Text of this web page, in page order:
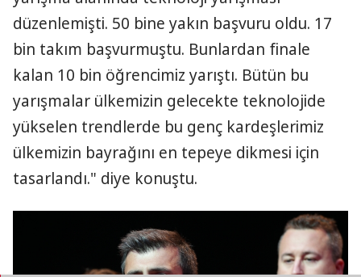
düzenlemişti. 50 bine yakın başvuru oldu. 17
bin takım başvurmuştu. Bunlardan finale
kalan 10 bin öğrencimiz yarıştı. Bütün bu
yarışmalar ülkemizin gelecekte teknolojide
yükselen trendlerde bu genç kardeşlerimiz
ülkemizin bayrağını en tepeye dikmesi için
tasarlandı." diye konuştu.